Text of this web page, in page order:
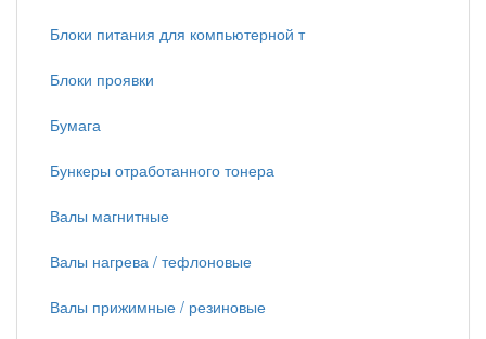
Блоки питания для компьютерной т
Блоки проявки
Бумага
Бункеры отработанного тонера
Валы магнитные
Валы нагрева / тефлоновые
Валы прижимные / резиновые